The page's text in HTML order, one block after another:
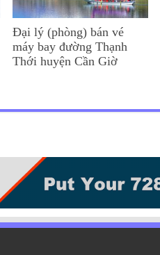
Đại lý (phòng) bán vé
máy bay đường Thạnh
Thới huyện Cần Giờ